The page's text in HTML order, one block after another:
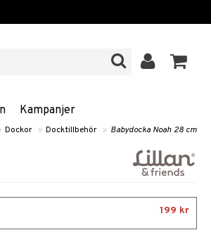
Kampanjer
Dockor » Docktillbehör » Babydocka Noah 28 cm
199 kr